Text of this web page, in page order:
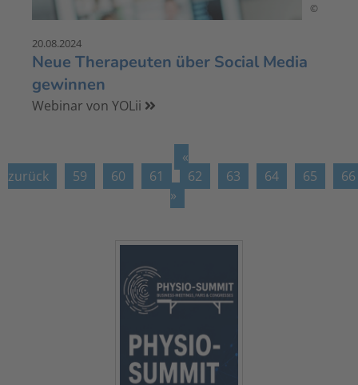
©
20.08.2024
Neue Therapeuten über Social Media
gewinnen
Webinar von YOLii
«
zurück
59 60 61 62 63 64 65
66
»